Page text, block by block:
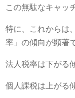
この無駄なキャッ
特に、これから
率」の傾向が顕著
法人税率は下がる
個人課税は上がる